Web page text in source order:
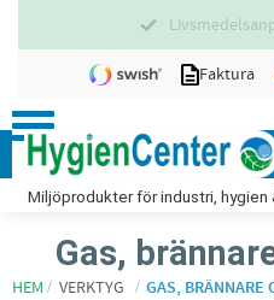
Meny
75%
Faktura
Miljöprodukter för industri,
Gas,
HEM VERKTYG GAS, BRÄNNARE